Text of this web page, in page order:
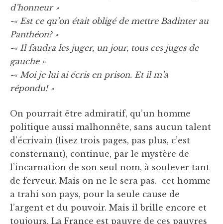
d’honneur »
-« Est ce qu’on était obligé de mettre Badinter au
Panthéon? »
-« Il faudra les juger, un jour, tous ces juges de
gauche »
-« Moi je lui ai écris en prison. Et il m’a
répondu! »
On pourrait être admiratif, qu’un homme
politique aussi malhonnête, sans aucun talent
d’écrivain (lisez trois pages, pas plus, c’est
consternant), continue, par le mystère de
l’incarnation de son seul nom, à soulever tant
de ferveur. Mais on ne le sera pas. cet homme
a trahi son pays, pour la seule cause de
l’argent et du pouvoir. Mais il brille encore et
toujours. La France est pauvre de ces pauvres